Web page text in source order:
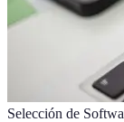
Selección de